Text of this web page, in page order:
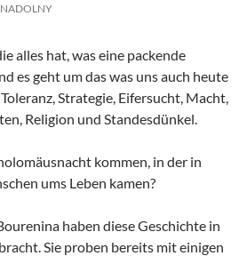
alles hat, was eine packende
es geht um das was uns auch heute
Strategie, Eifersucht, Macht,
Religion und Standesdünkel.
kommen, in der in
ums Leben kamen?
haben diese Geschichte in
Sie proben bereits mit einigen